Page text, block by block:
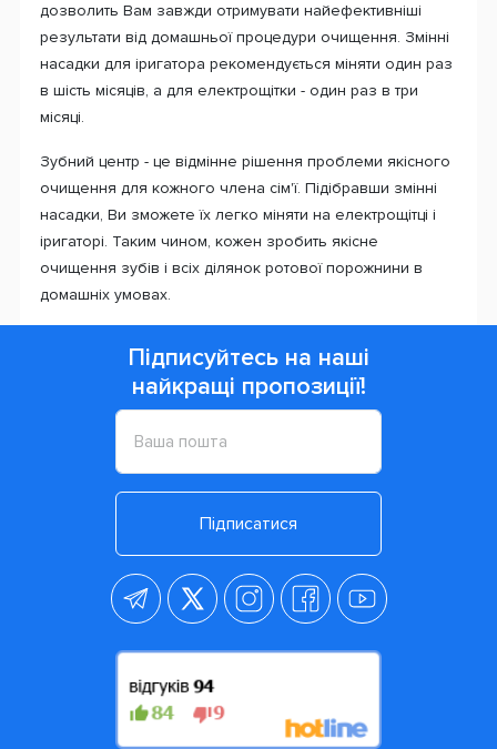
дозволить Вам завжди отримувати найефективніші
результати від домашньої процедури очищення. Змінні
насадки для іригатора рекомендується міняти один раз
в шість місяців, а для електрощітки - один раз в три
місяці.
Зубний центр - це відмінне рішення проблеми якісного
очищення для кожного члена сім'ї. Підібравши змінні
насадки, Ви зможете їх легко міняти на електрощітці і
іригаторі. Таким чином, кожен зробить якісне
очищення зубів і всіх ділянок ротової порожнини в
домашніх умовах.
Підписуйтесь на наші
найкращі пропозиції!
Підписатися